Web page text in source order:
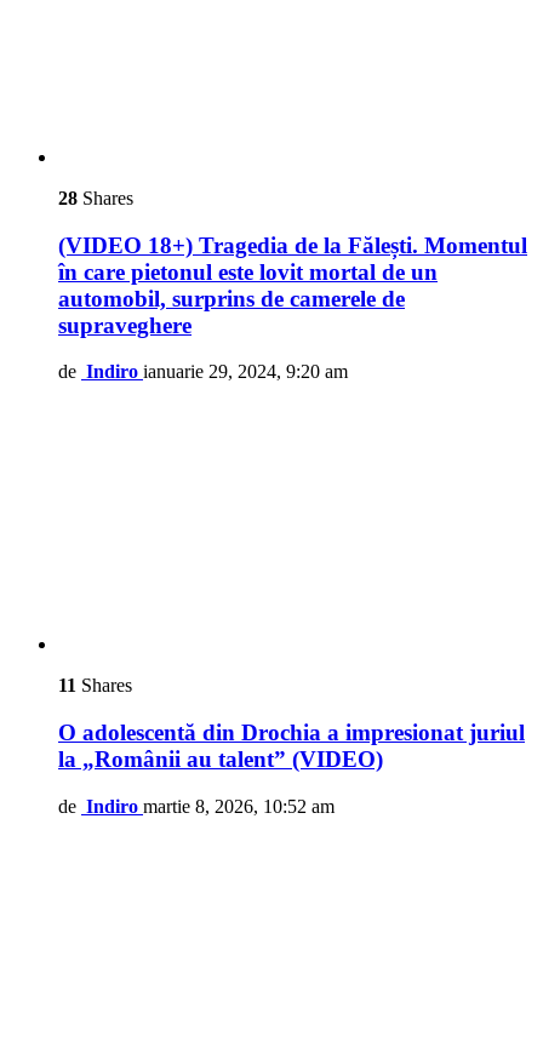
28 Shares
(VIDEO 18+) Tragedia de la Fălești. Momentul
în care pietonul este lovit mortal de un
automobil, surprins de camerele de
supraveghere
de Indiro ianuarie 29, 2024, 9:20 am
11 Shares
O adolescentă din Drochia a impresionat juriul
la „Românii au talent” (VIDEO)
de Indiro martie 8, 2026, 10:52 am